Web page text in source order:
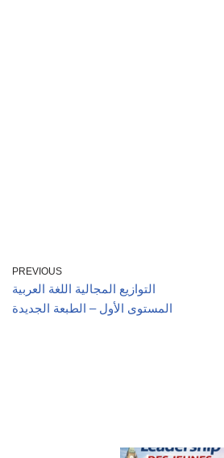
PREVIOUS
التوازيع المجالية اللغة العربية
المستوى الأول – الطبعة الجديدة